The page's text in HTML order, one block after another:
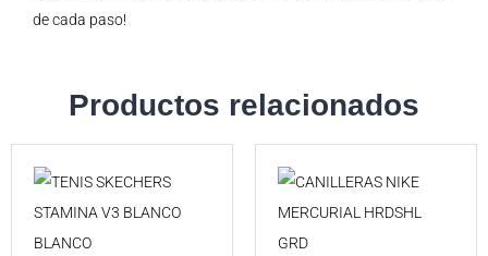
de cada paso!
Productos relacionados